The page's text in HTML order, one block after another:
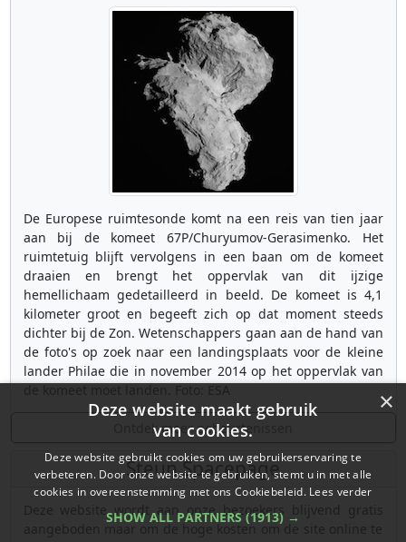
De Europese ruimtesonde komt na een reis van tien jaar
aan bij de komeet 67P/Churyumov-Gerasimenko. Het
ruimtetuig blijft vervolgens in een baan om de komeet
draaien en brengt het oppervlak van dit ijzige
hemellichaam gedetailleerd in beeld. De komeet is 4,1
kilometer groot en begeeft zich op dat moment steeds
dichter bij de Zon. Wetenschappers gaan aan de hand van
de foto's op zoek naar een landingsplaats voor de kleine
lander Philae die in november 2014 op het oppervlak van
Ontdek meer gebeurtenissen
Steun Spacepage
Deze website wordt aan onze bezoekers blijvend gratis
aangeboden maar om de hoge kosten om de site online te
×
Deze website maakt gebruik
van cookies.
Deze website gebruikt cookies om uw gebruikerservaring te
verbeteren. Door onze website te gebruiken, stemt u in met alle
cookies in overeenstemming met ons Cookiebeleid. Lees verder
SHOW ALL PARTNERS (1913) →